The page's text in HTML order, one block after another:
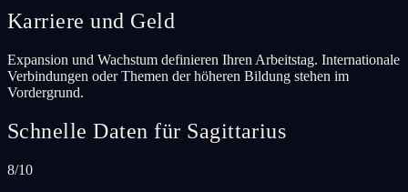
Karriere und Geld
Expansion und Wachstum definieren Ihren Arbeitstag. Internationale
Verbindungen oder Themen der höheren Bildung stehen im
Vordergrund.
Schnelle Daten für Sagittarius
8/10